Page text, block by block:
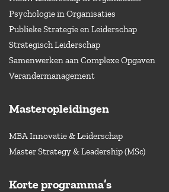
Psychologie in Organisaties
Publieke Strategie en Leiderschap
Strategisch Leiderschap
Samenwerken aan Complexe Opgaven
Verandermanagement
Masteropleidingen
MBA Innovatie & Leiderschap
Master Strategy & Leadership (MSc)
Korte programma’s